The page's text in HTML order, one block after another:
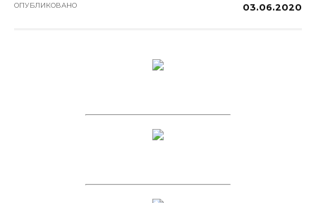
ОПУБЛИКОВАНО 03.06.2020